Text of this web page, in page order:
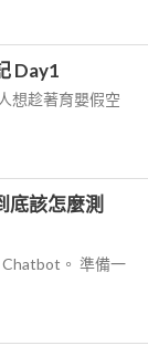
Day1
想趁著育嬰假空
底該怎麼測
。 準備一